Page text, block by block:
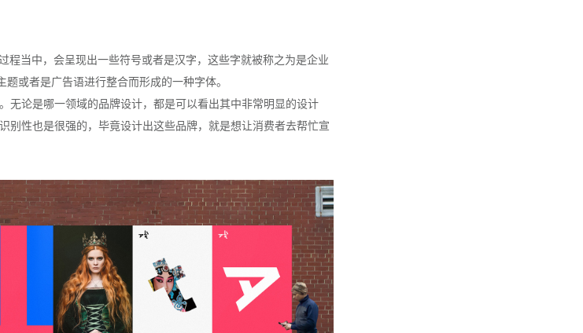
程当中，会呈现出一些符号或者是汉字，这些字就被称之为是企业
或者是广告语进行整合而形成的一种字体。
无论是哪一领域的品牌设计，都是可以看出其中非常明显的设计
别性也是很强的，毕竟设计出这些品牌，就是想让消费者去帮忙宣